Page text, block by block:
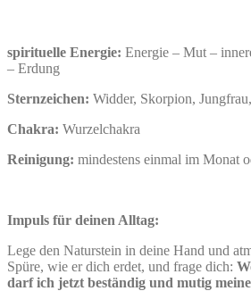
spirituelle Energie: Energie – Mut –
– Erdung
Sternzeichen: Widder, Skorpion,
Chakra: Wurzelchakra
Reinigung: mindestens einmal im Monat
Impuls für deinen Alltag:
Lege den Naturstein in deine Hand und
Spüre, wie er dich erdet, und frage dich:
darf ich jetzt beständig und mutig